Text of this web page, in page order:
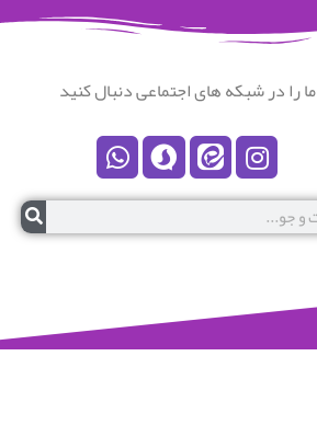
ما را در شبکه های اجتماعی دنبال کنید